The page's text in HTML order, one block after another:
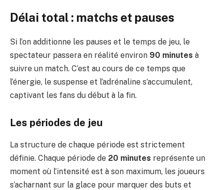
Délai total : matchs et pauses
Si l’on additionne les pauses et le temps de jeu, le
spectateur passera en réalité environ 90 minutes à
suivre un match. C’est au cours de ce temps que
l’énergie, le suspense et l’adrénaline s’accumulent,
captivant les fans du début à la fin.
Les périodes de jeu
La structure de chaque période est strictement
définie. Chaque période de 20 minutes représente un
moment où l’intensité est à son maximum, les joueurs
s’acharnant sur la glace pour marquer des buts et